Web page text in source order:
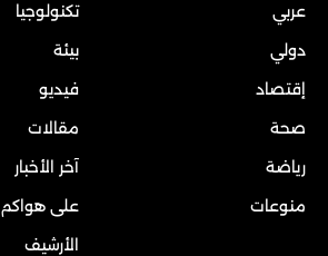
عربي
دولي
إقتصاد
صحة
رياضة
منوعات
تكنولوجيا
بيئة
فيديو
مقالات
آخر الأخبار
على هواكم
الأرشيف